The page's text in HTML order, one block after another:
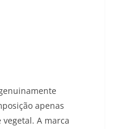
apenas
A marca